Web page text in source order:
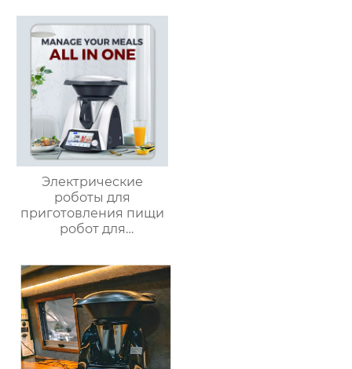
робот для
приготовления пищи,
кухонный комбайн,
блендер, тепловизор
Электрические
роботы для
приготовления пищи
робот для
высокоскоростной
супница кухонный
комбайн кухонная
техника Термомиксер